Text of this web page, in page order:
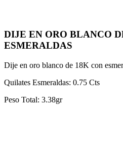
DIJE EN ORO BLANCO
ESMERALDAS
Dije en oro blanco de 18K con
Quilates Esmeraldas: 0.75 Cts
Peso Total: 3.38gr